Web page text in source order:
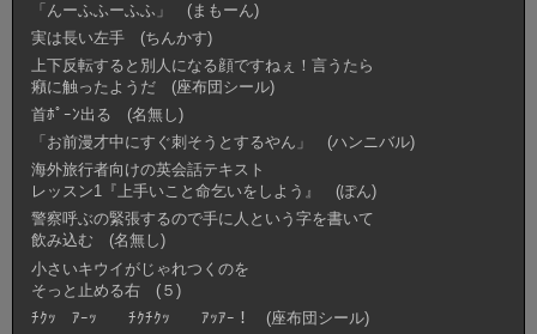
「んーふふーふふ」 (まもーん)
実は長い左手 (ちんかす)
上下反転すると別人になる顔ですねぇ！言うたら
癪に触ったようだ (座布団シール)
首ﾎﾟｰﾝ出る (名無し)
「お前漫才中にすぐ刺そうとするやん」 (ハンニバル)
海外旅行者向けの英会話テキスト
レッスン1『上手いこと命乞いをしよう』 (ぽん)
警察呼ぶの緊張するので手に人という字を書いて
飲み込む (名無し)
小さいキウイがじゃれつくのを
そっと止める右 (５)
ﾁｸｯ ｱｰｯ ﾁｸﾁｸｯ ｱｯｱｰ！ (座布団シール)